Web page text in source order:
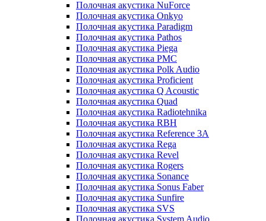
Полочная акустика NuForce
Полочная акустика Onkyo
Полочная акустика Paradigm
Полочная акустика Pathos
Полочная акустика Piega
Полочная акустика PMC
Полочная акустика Polk Audio
Полочная акустика Proficient
Полочная акустика Q Acoustic
Полочная акустика Quad
Полочная акустика Radiotehnika
Полочная акустика RBH
Полочная акустика Reference 3A
Полочная акустика Rega
Полочная акустика Revel
Полочная акустика Rogers
Полочная акустика Sonance
Полочная акустика Sonus Faber
Полочная акустика Sunfire
Полочная акустика SVS